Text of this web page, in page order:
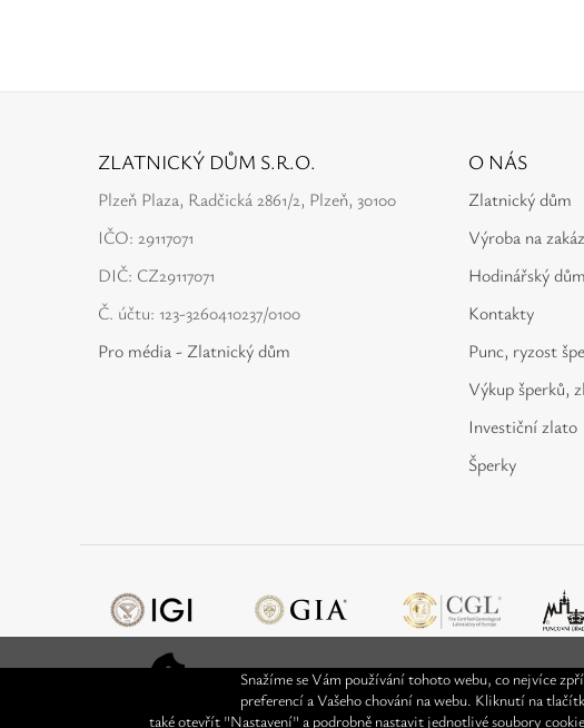
Snažíme se Vám používání tohoto webu, co nejvíce
preferencí a Vašeho chování na webu. Kliknutí na
také otevřít "Nastavení" a podrobně nastavit jednotlivé soubory
ZLATNICKÝ DŮM S.R.O.
Plzeň Plaza, Radčická 2861/2, Plzeň, 30100
IČO: 29117071
DIČ: CZ29117071
Č. účtu: 123-3260410237/0100
Pro média - Zlatnický dům
O NÁS
Zlatnický dům
Výroba na
Hodinářský dům
Kontakty
Punc, ryzost
Výkup šperků,
Investiční zlato
Šperky